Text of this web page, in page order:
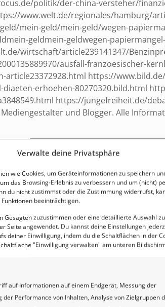
Verwalte deine Privatsphäre
wie Cookies, um Geräteinformationen zu speichern
das Browsing-Erlebnis zu verbessern und um (nicht)
du nicht zustimmst oder die Zustimmung widerrufst,
beeinträchtigen.
Gesagten zuzustimmen oder eine detaillierte Auswahl
Seite angewendet. Du kannst deine Einstellungen
deiner Einwilligung, indem du die Schaltflächen in der
"Einwilligung verwalten" am unteren
auf Informationen auf einem Endgerät, Messung der
der Performance von Inhalten, Analyse von Zielgruppen
politik/der-china-versteher/
www.welt.de/regionales/hamburg/
mein-geld/mein-geld/wegen-
geldmein-geldwegen-
wirtschaft/article239141347/
ausfall-franzoesischer-
https://
erhoehen-80270320.bild.html
https://jungefreiheit.de/
und Blogger. Alle